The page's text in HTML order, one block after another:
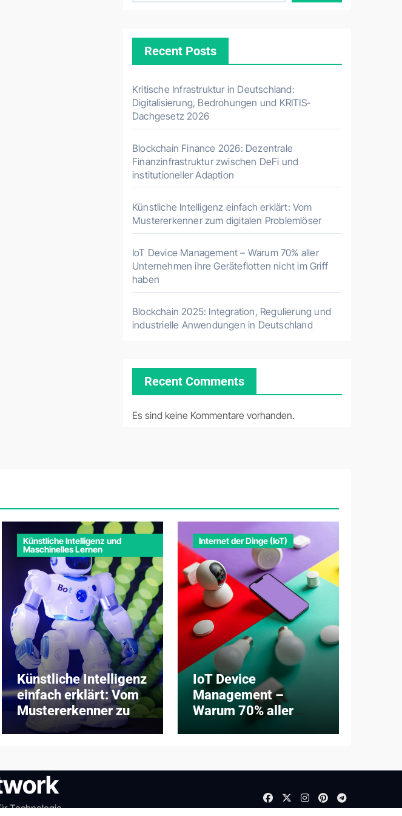
Recent Posts
Kritische Infrastruktur in Deutschland:
Digitalisierung, Bedrohungen und KRITIS-
Dachgesetz 2026
Blockchain Finance 2026: Dezentrale
Finanzinfrastruktur zwischen DeFi und
institutioneller Adaption
Künstliche Intelligenz einfach erklärt: Vom
Mustererkenner zum digitalen Problemlöser
IoT Device Management – Warum 70% aller
Unternehmen ihre Geräteflotten nicht im Griff
haben
Blockchain 2025: Integration, Regulierung und
industrielle Anwendungen in Deutschland
Recent Comments
Es sind keine Kommentare vorhanden.
Künstliche Intelligenz und
Maschinelles Lernen
Künstliche Intelligenz
einfach erklärt: Vom
Mustererkenner zum
digitalen
Internet der Dinge (IoT)
IoT Device
Management –
Warum 70% aller
Technologie